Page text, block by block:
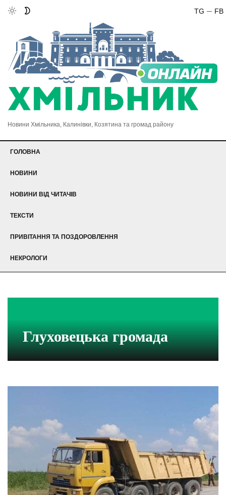
FB
TG
Новини Хмільника, Калинівки, Козятина та громад району
ГОЛОВНА
НОВИНИ
НОВИНИ ВІД ЧИТАЧІВ
ТЕКСТИ
ПРИВІТАННЯ ТА ПОЗДОРОВЛЕННЯ
НЕКРОЛОГИ
Глуховецька громада